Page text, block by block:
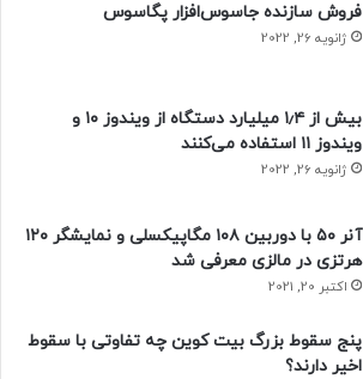
فروش سازنده جاسوس‌افزار پگاسوس
ژانویه 26, 2022
بیش از ۱٫۴ میلیارد دستگاه از ویندوز ۱۰ و
ویندوز ۱۱ استفاده می‌کنند
ژانویه 26, 2022
آنر ۵۰ با دوربین ۱۰۸ مگاپیکسلی و نمایشگر ۱۲۰
هرتزی در مالزی معرفی شد
اکتبر 20, 2021
پنج سقوط بزرگ بیت کوین چه تفاوتی با سقوط
اخیر دارند؟